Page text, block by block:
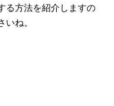
る方法を紹介しますの
ね。